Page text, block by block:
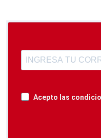
Acepto las